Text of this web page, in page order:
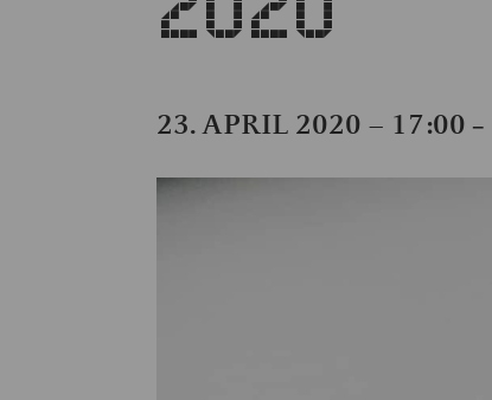
23. APRIL 2020 – 17:00 –